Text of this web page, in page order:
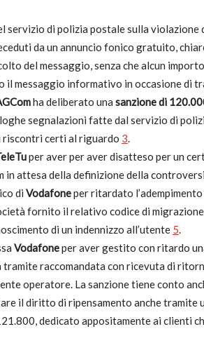
servizio di polizia postale sulla violazione
da un annuncio fonico gratuito,
del messaggio, senza che alcun
il messaggio informativo in occasione di
ha deliberato una sanzione di
segnalazioni fatte dal servizio di
riscontri certi al riguardo 3.
per aver per aver disatteso per un
attesa della definizione della
di Vodafoneper ritardato
fornito il relativo codice di
di un indennizzo all’utente 5.
Vodafoneper aver gestito con ritardo
raccomandata con ricevuta di
operatore. La sanzione tiene conto
il diritto di ripensamento anche tramite
dedicato appositamente ai clienti